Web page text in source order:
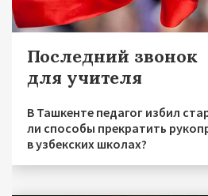
Последний звонок
для учителя
В Ташкенте педагог избил
ли способы прекратить
в узбекских школах?